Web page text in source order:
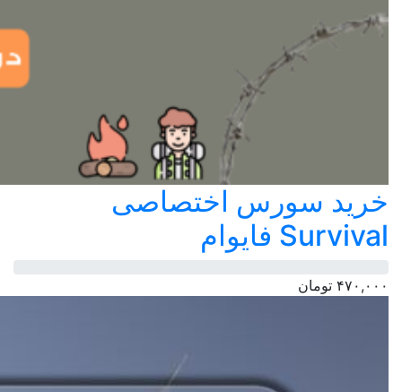
خرید سورس اختصاصی
Survival فایوام
۴۷۰,۰۰۰ تومان